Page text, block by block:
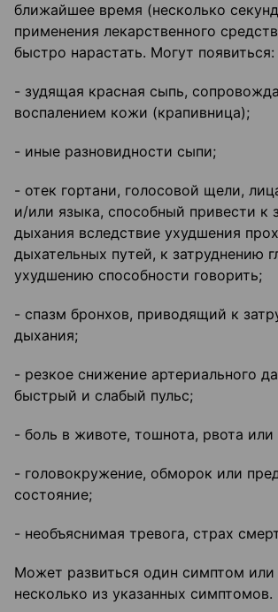
ближайшее время (несколько
применения лекарственного
быстро нарастать. Могут появиться:
- зудящая красная сыпь,
воспалением кожи (крапивница);
- иные разновидности сыпи;
- отек гортани, голосовой щели,
и/или языка, способный привести к
дыхания вследствие ухудшения
дыхательных путей, к затруднению
ухудшению способности говорить;
- спазм бронхов, приводящий к
дыхания;
- резкое снижение артериального
быстрый и слабый пульс;
- боль в животе, тошнота, рвота или
- головокружение, обморок или
состояние;
- необъяснимая тревога, страх
Может развиться один симптом
несколько из указанных симптомов.